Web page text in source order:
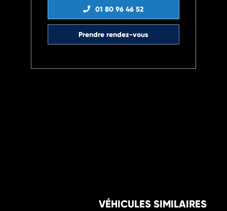
01 80 96 46 52
Prendre rendez-vous
VÉHICULES SIMILAIRES